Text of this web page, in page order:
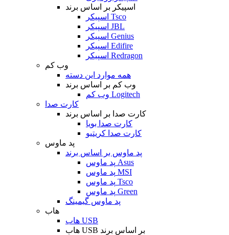
اسپیکر بر اساس برند
اسپیکر Tsco
اسپیکر JBL
اسپیکر Genius
اسپیکر Edifire
اسپیکر Redragon
وب کم
همه موارد این دسته
وب کم بر اساس برند
وب کم Logitech
کارت صدا
کارت صدا بر اساس برند
کارت صدا بویا
کارت صدا کریتیو
پد ماوس
پد ماوس بر اساس برند
پد ماوس Asus
پد ماوس MSI
پد ماوس Tsco
پد ماوس Green
پد ماوس گیمینگ
هاب
هاب USB
هاب USB بر اساس برند